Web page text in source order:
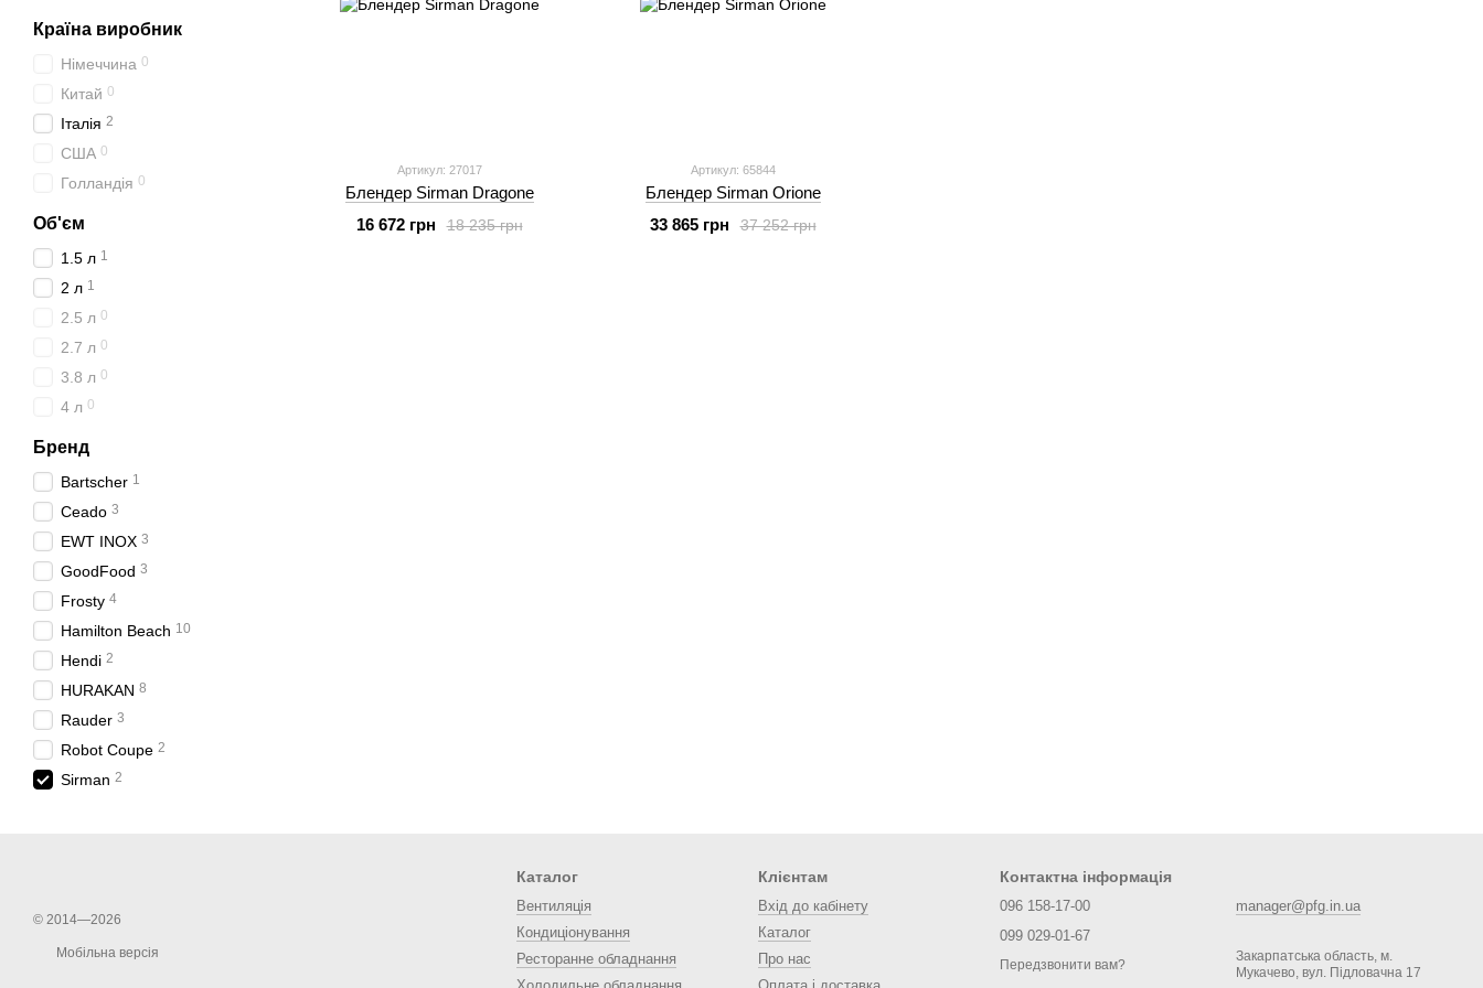
Артикул: 27017
Блендер Sirman Dragone
18 235 грн
16 672 грн
Артикул: 65844
Блендер Sirman Orione
37 252 грн
33 865 грн
Країна виробник
Німеччина 0
Китай 0
Італія 2
США 0
Голландія 0
Об'єм
1.5 л 1
2 л 1
2.5 л 0
2.7 л 0
3.8 л 0
4 л 0
Бренд
Bartscher 1
Ceado 3
EWT INOX 3
GoodFood 3
Frosty 4
Hamilton Beach 10
Hendi 2
HURAKAN 8
Rauder 3
Robot Coupe 2
Sirman 2
© 2014—2026
Мобільна версія
Каталог
Вентиляція
Кондиціонування
Ресторанне обладнання
Клієнтам
Вхід до кабінету
Каталог
Про нас
Контактна інформація
096 158-17-00
099 029-01-67
Передзвонити вам?
manager@pfg.in.ua
Закарпатська область, м.
Мукачево, вул. Підловачна 17